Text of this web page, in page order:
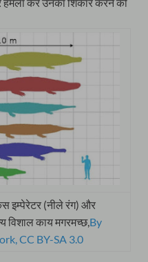
इम्पेरेटर (नीले रंग) और
विशाल काय मगरमच्छ,By
CC BY-SA 3.0